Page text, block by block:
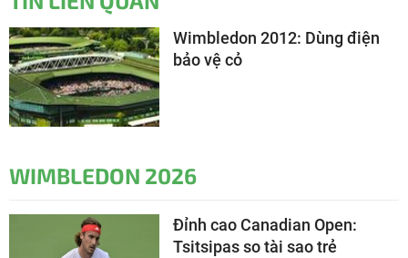
Wimbledon 2012: Dùng điện
bảo vệ cỏ
WIMBLEDON 2026
Đỉnh cao Canadian Open:
Tsitsipas so tài sao trẻ